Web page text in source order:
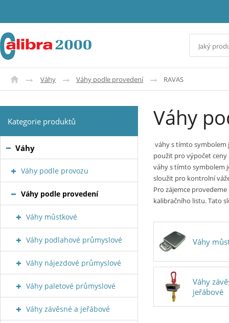
Váhy Váhy podle provedení RAVAS
Váhy
váhy s tímto symbolem
použit pro výpočet ceny
váhy s tímto symbolem
sloužit pro kontrolní
Pro zájemce
kalibračního listu. Tato
Váhy
Váhy
jeřábové
Kategorie produktů
Váhy
Váhy podle provozu
Váhy podle provedení
Váhy můstkové
Váhy podlahové průmyslové
Váhy nájezdové průmyslové
Váhy paletové průmyslové
Váhy závěsné a jeřábové